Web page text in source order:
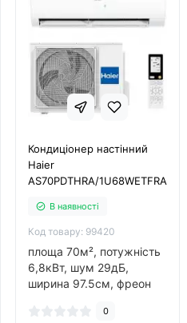
Кондиціонер настінний
Haier
AS70PDTHRA/1U68WETFRA
В наявності
Код товару: 99420
площа 70м², потужність
6,8кВт, шум 29дБ,
ширина 97.5см, фреон
інвертор так, обігрів до
0